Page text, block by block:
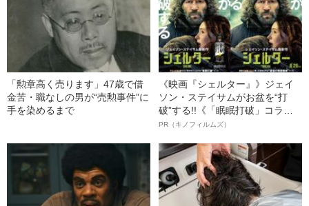
「勲章高く売ります」47歳で借
金苦・職なしの男が“売勲事件”に
手を染めるまで
《映画『シェルター』》ジェイ
ソン・ステイサムがお盆を“打
破”する!!《「眠眠打破」コラ
ボ》
PR（キノフィルムズ）